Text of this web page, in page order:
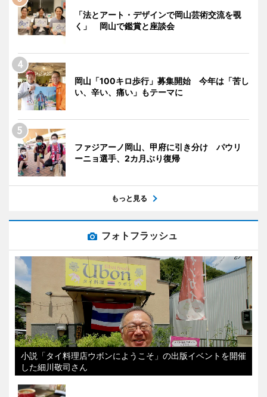
「法とアート・デザインで岡山芸術交流を覗
く」 岡山で鑑賞と座談会
岡山「100キロ歩行」募集開始 今年は「苦し
い、辛い、痛い」もテーマに
ファジアーノ岡山、甲府に引き分け パウリ
ーニョ選手、2カ月ぶり復帰
もっと見る
フォトフラッシュ
小説「タイ料理店ウボンにようこそ」の出版イベントを開催
した細川敬司さん